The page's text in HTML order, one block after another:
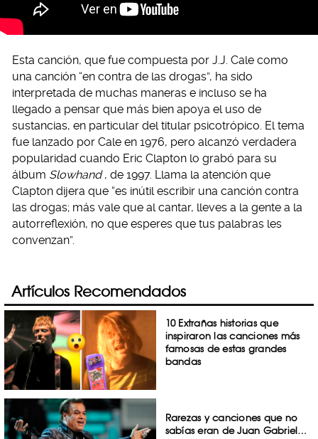
Esta canción, que fue compuesta por J.J. Cale como
una canción “en contra de las drogas”, ha sido
interpretada de muchas maneras e incluso se ha
llegado a pensar que más bien apoya el uso de
sustancias, en particular del titular psicotrópico. El tema
fue lanzado por Cale en 1976, pero alcanzó verdadera
popularidad cuando Eric Clapton lo grabó para su
álbum Slowhand , de 1997. Llama la atención que
Clapton dijera que “es inútil escribir una canción contra
las drogas; más vale que al cantar, lleves a la gente a la
autorreflexión, no que esperes que tus palabras les
convenzan”.
Artículos Recomendados
10 Extrañas historias que
inspiraron las canciones más
famosas de estas grandes
bandas
Rarezas y canciones que no
sabías eran de Juan Gabriel…